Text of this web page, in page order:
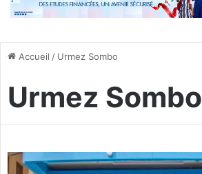
Accueil / Urmez Sombo
Urmez Sombo